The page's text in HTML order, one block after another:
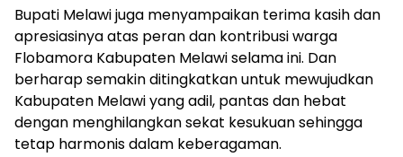
Bupati Melawi juga menyampaikan terima kasih dan
apresiasinya atas peran dan kontribusi warga
Flobamora Kabupaten Melawi selama ini. Dan
berharap semakin ditingkatkan untuk mewujudkan
Kabupaten Melawi yang adil, pantas dan hebat
dengan menghilangkan sekat kesukuan sehingga
tetap harmonis dalam keberagaman.